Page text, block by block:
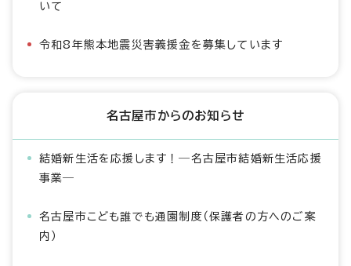
いて
令和8年熊本地震災害義援金を募集しています
名古屋市からのお知らせ
結婚新生活を応援します！―名古屋市結婚新生活応援
事業―
名古屋市こども誰でも通園制度（保護者の方へのご案
内）